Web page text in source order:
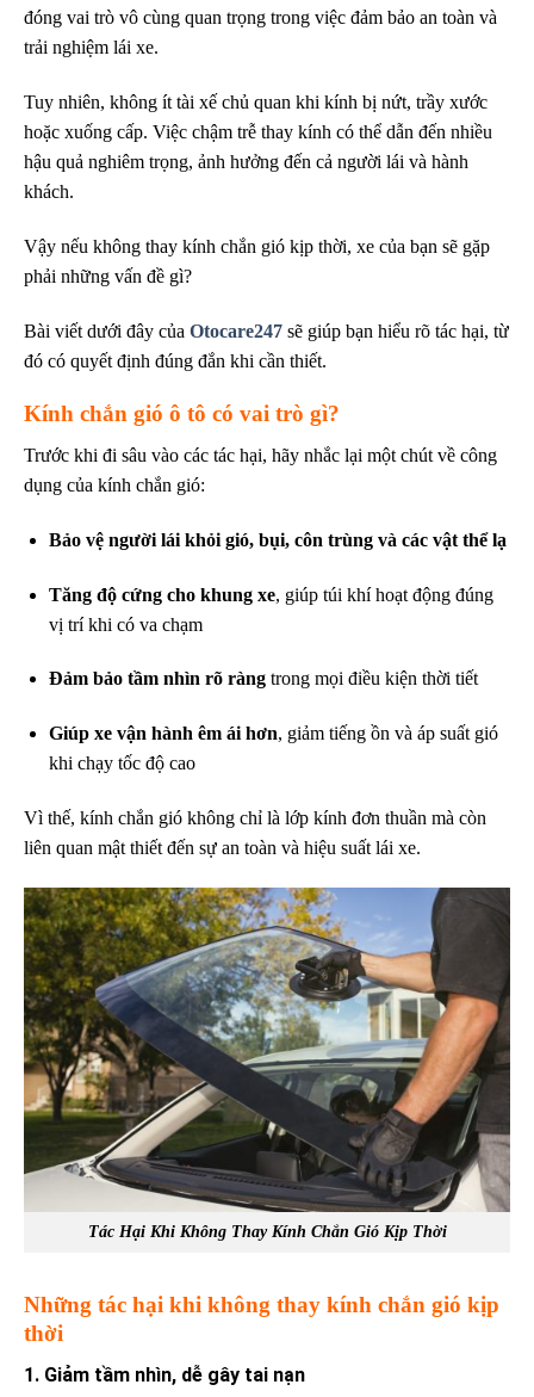
đóng vai trò vô cùng quan trọng trong việc đảm bảo an toàn và
trải nghiệm lái xe.
Tuy nhiên, không ít tài xế chủ quan khi kính bị nứt, trầy xước
hoặc xuống cấp. Việc chậm trễ thay kính có thể dẫn đến nhiều
hậu quả nghiêm trọng, ảnh hưởng đến cả người lái và hành
khách.
Vậy nếu không thay kính chắn gió kịp thời, xe của bạn sẽ gặp
phải những vấn đề gì?
Bài viết dưới đây của Otocare247 sẽ giúp bạn hiểu rõ tác hại, từ
đó có quyết định đúng đắn khi cần thiết.
Kính chắn gió ô tô có vai trò gì?
Trước khi đi sâu vào các tác hại, hãy nhắc lại một chút về công
dụng của kính chắn gió:
Bảo vệ người lái khỏi gió, bụi, côn trùng và các vật thể lạ
Tăng độ cứng cho khung xe, giúp túi khí hoạt động đúng
vị trí khi có va chạm
Đảm bảo tầm nhìn rõ ràngtrong mọi điều kiện thời tiết
Giúp xe vận hành êm ái hơn, giảm tiếng ồn và áp suất gió
khi chạy tốc độ cao
Vì thế, kính chắn gió không chỉ là lớp kính đơn thuần mà còn
liên quan mật thiết đến sự an toàn và hiệu suất lái xe.
Tác Hại Khi Không Thay Kính Chắn Gió Kịp Thời
Những tác hại khi không thay kính chắn gió kịp
thời
1. Giảm tầm nhìn, dễ gây tai nạn